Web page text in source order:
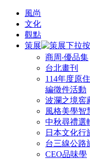
風尚
文化
觀點
策展
商周‧優品集
台北畫刊
114年度原
編徵件活動
波瀾之境窖
風格美學智
中秋尋禮選
日本文化行
台三線公路
CEO品味學